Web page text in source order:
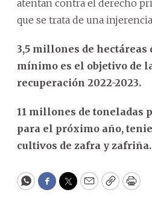
atentan contra el derecho
que se trata de una
3,5 millones de hectáreas
mínimo es el objetivo de
recuperación 2022-2023.
11 millones de toneladas
para el próximo año,
cultivos de zafra y zafriña.
WhatsApp
Facebook
Twitter
EmailCopyPrint